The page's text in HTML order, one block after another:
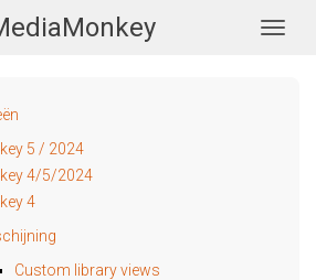
5 / 2024
4/5/2024
4
Custom library views